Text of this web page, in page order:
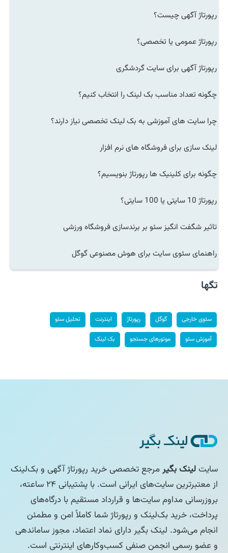
رپورتاژ آگهی چیست؟
رپورتاژ عمومی یا تخصصی؟
رپورتاژ آگهی برای سایت گردشگری
چگونه تعداد مناسب بک لینک را انتخاب کنیم؟
چرا سایت های آموزشی به بک لینک تخصصی نیاز دارند؟
لینک سازی برای فروشگاه های نرم افزار
چگونه برای کلینیک ها رپورتاژ بنویسیم؟
رپورتاژ 10 سایتی یا 100 سایتی؟
تاثیر شگفت انگیز سئو بر برندسازی فروشگاه ورزشی
راهنمای سئوی سایت برای هوش مصنوعی گوگل
تگها
سئوی خارجی گوگل رپورتاژ اینترنت تحلیل سئو
آموزش سئو موتورهای جستجو بک لینک
سایتلینک بگیرمرجع تخصصی خرید رپورتاژ آگهی و بک‌لینک
از معتبرترین سایت‌های ایرانی است. با پشتیبانی ۲۴ ساعته،
بروزرسانی مداوم سایت‌ها و قرارداد مستقیم با درگاه‌های
پرداخت، خرید بک‌لینک و رپورتاژ شما کاملاً امن و مطمئن
انجام می‌شود. لینک بگیر دارای نماد اعتماد، مجوز ساماندهی
و عضو رسمی انجمن صنفی کسب‌وکارهای اینترنتی است.